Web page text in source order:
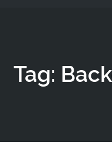
Tag: